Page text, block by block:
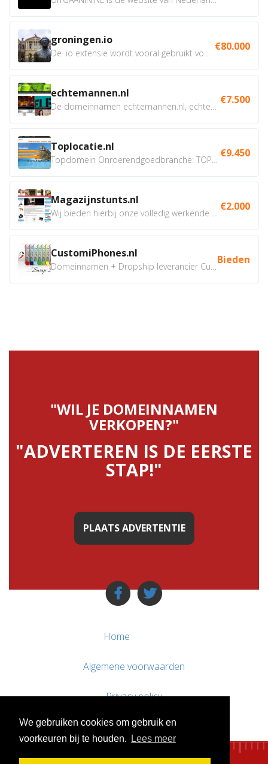
We gebruiken cookies om gebruik en
voorkeuren bij te houden.
Lees meer
groningen.io €80.000
echtemannen.nl €7.500
Toplocatie.nl €9.450
Magazijnstunts.nl €2.000
CustomiPhones.nl Bieden
"WIL JE DOMEINNAMEN
VERKOPEN?"
"ADVERTEREN IS DE EERSTE
STAP!"
PLAATS ADVERTENTIE
Home
Algemene voorwaarden
Privacy policy
Contact / Support